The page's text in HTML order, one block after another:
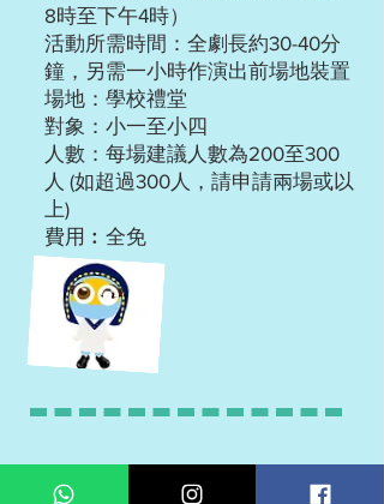
8時至下午4時）
活動所需時間：全劇長約30-40分
鐘，另需一小時作演出前場地裝置
場地：學校禮堂
對象：小一至小四
人數：每場建議人數為200至300
人 (如超過300人，請申請兩場或以
上)
費用︰全免